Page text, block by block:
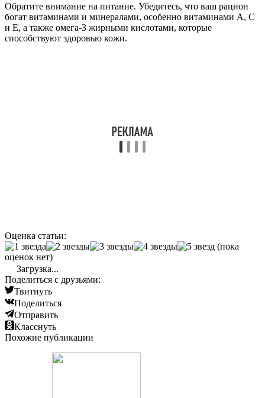
Обратите внимание на питание. Убедитесь, что ваш рацион
богат витаминами и минералами, особенно витаминами A, C
и E, а также омега-3 жирными кислотами, которые
способствуют здоровью кожи.
Оценка статьи:
(пока
оценок нет)
Загрузка...
Поделиться с друзьями:
Твитнуть
Поделиться
Отправить
Класснуть
Похожие публикации